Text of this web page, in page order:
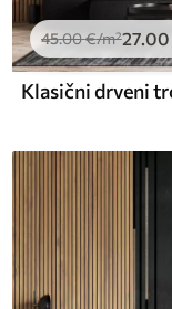
45.00€/m²27.00